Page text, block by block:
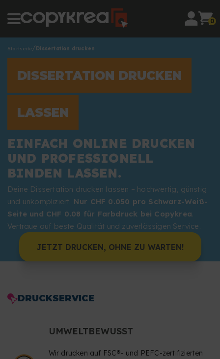
0
Startseite Dissertation drucken
DISSERTATION DRUCKEN
LASSEN
EINFACH ONLINE DRUCKEN
UND PROFESSIONELL
BINDEN LASSEN.
Deine Dissertation drucken lassen – hochwertig, günstig
und unkompliziert. Nur CHF 0.050 pro Schwarz-Weiß-
Seite und CHF 0.08 für Farbdruck bei Copykrea.
Vertraue auf beste Qualität und zuverlässigen Service.
JETZT DRUCKEN, OHNE ZU WARTEN!
DRUCKSERVICE
UMWELTBEWUSST
Wir drucken auf FSC®- und PEFC-zertifizierten